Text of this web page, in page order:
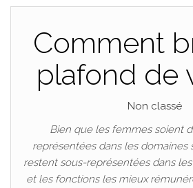
Comment
plafond de
Non classé
Bien que les femmes soient
représentées dans les domaines
restent sous-représentées dans
et les fonctions les mieux